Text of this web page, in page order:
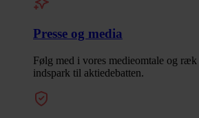
Presse og media
Følg med i vores medieomtale og
indspark til aktiedebatten.